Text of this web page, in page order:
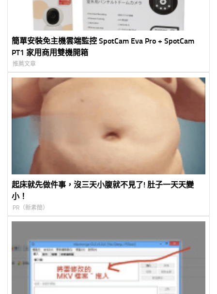
簡單安裝免主機雲端監控 SpotCam Eva Pro + SpotCam
PT1 家用商用雙機開箱
推薦文章
起床就先做件事，沒三天小腹就不見了! 肚子一天天變
小！
PR（新素簡）